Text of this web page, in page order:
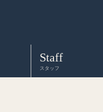
Staff
スタッフ